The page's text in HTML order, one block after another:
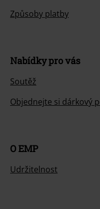
Způsoby platby
Nabídky pro vás
Soutěž
Objednejte si dárkový
O EMP
Udržitelnost